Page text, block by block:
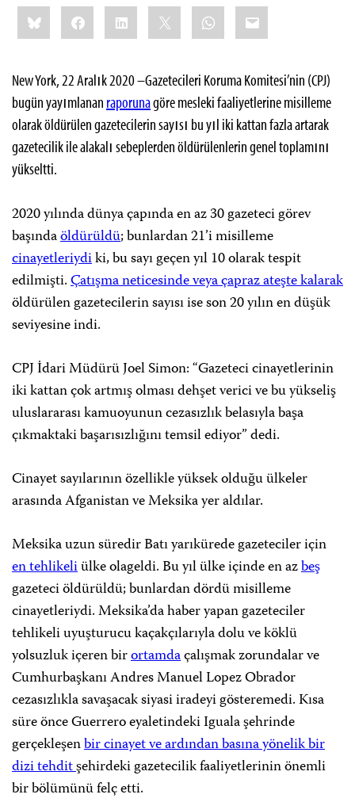
Share
this:BlueskyFacebookLinkedIn WhatsApp
Email
New York, 22 Aralık 2020 –Gazetecileri Koruma Komitesi’nin (CPJ)
bugün yayımlanan raporunagöre mesleki faaliyetlerine misilleme
olarak öldürülen gazetecilerin sayısı bu yıl iki kattan fazla artarak
gazetecilik ile alakalı sebeplerden öldürülenlerin genel toplamını
yükseltti.
2020 yılında dünya çapında en az 30 gazeteci görev
başındaöldürüldü; bunlardan 21’i misilleme
cinayetleriydiki, bu sayı geçen yıl 10 olarak tespit
edilmişti.Çatışma neticesinde veya çapraz ateşte kalarak
öldürülen gazetecilerin sayısı ise son 20 yılın en düşük
seviyesine indi.
CPJ İdari Müdürü Joel Simon: “Gazeteci cinayetlerinin
iki kattan çok artmış olması dehşet verici ve bu yükseliş
uluslararası kamuoyunun cezasızlık belasıyla başa
çıkmaktaki başarısızlığını temsil ediyor” dedi.
Cinayet sayılarının özellikle yüksek olduğu ülkeler
arasında Afganistan ve Meksika yer aldılar.
Meksika uzun süredir Batı yarıkürede gazeteciler için
en tehlikeliülke olageldi. Bu yıl ülke içinde en azbeş
gazeteci öldürüldü; bunlardan dördü misilleme
cinayetleriydi. Meksika’da haber yapan gazeteciler
tehlikeli uyuşturucu kaçakçılarıyla dolu ve köklü
yolsuzluk içeren birortamdaçalışmak zorundalar ve
Cumhurbaşkanı Andres Manuel Lopez Obrador
cezasızlıkla savaşacak siyasi iradeyi gösteremedi. Kısa
süre önce Guerrero eyaletindeki Iguala şehrinde
gerçekleşenbir cinayet ve ardından basına yönelik bir
dizi tehditşehirdeki gazetecilik faaliyetlerinin önemli
bir bölümünü felç etti.